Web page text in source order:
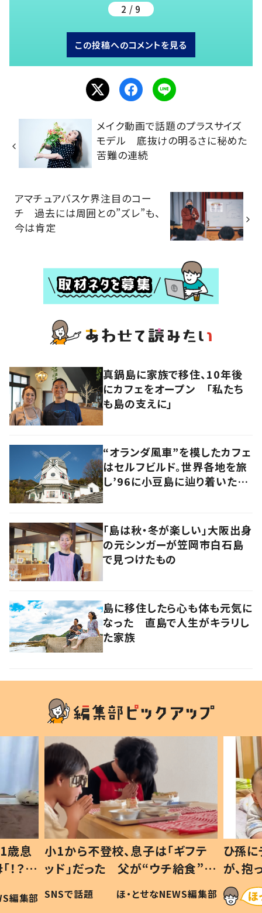
2 / 9
この投稿へのコメントを見る
メイク動画で話題のプラスサイズ
モデル 底抜けの明るさに秘めた
苦難の連続
アマチュアバスケ界注目のコー
チ 過去には周囲との”ズレ”も、
今は肯定
真鍋島に家族で移住、10年後
にカフェをオープン 「私たち
も島の支えに」
“オランダ風車”を模したカフェ
はセルフビルド。世界各地を旅
し’96に小豆島に辿り着いた家
「島は秋・冬が楽しい」大阪出身
の元シンガーが笠岡市白石島
で見つけたもの
島に移住したら心も体も元気に
なった 直島で人生がキラリし
た家族
歳息
？」
編集部
小1から不登校、息子は「ギフテ
ッド」だった 父が“ウチ給食”を
作り続ける理由とは #令和の親
#令和の子
SNSで話題 ほ・とせなNEWS編集部
ひ孫
が、
「涙が
い」